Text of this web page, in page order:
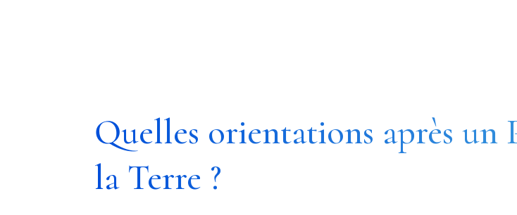
Quelles orientations après un
la Terre ?